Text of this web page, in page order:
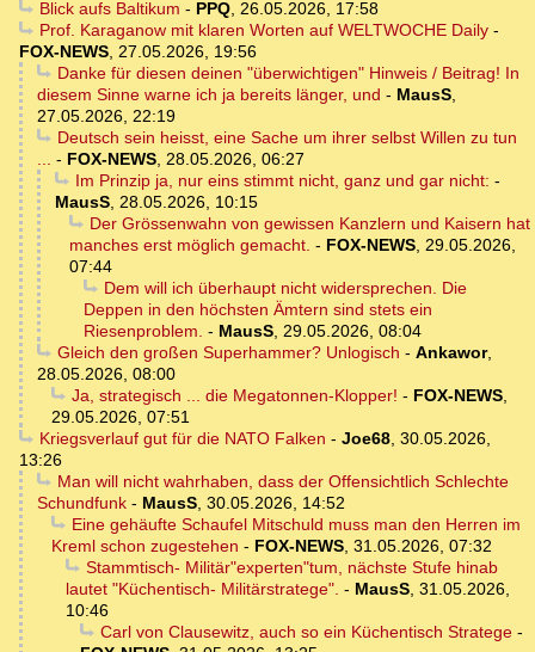
Blick aufs Baltikum - PPQ, 26.05.2026, 17:58
Prof. Karaganow mit klaren Worten auf WELTWOCHE Daily-
FOX-NEWS, 27.05.2026, 19:56
Danke für diesen deinen "überwichtigen" Hinweis / Beitrag! In
diesem Sinne warne ich ja bereits länger, und - MausS,
27.05.2026, 22:19
Deutsch sein heisst, eine Sache um ihrer selbst Willen zu tun
... - FOX-NEWS, 28.05.2026, 06:27
Im Prinzip ja, nur eins stimmt nicht, ganz und gar nicht: -
MausS, 28.05.2026, 10:15
Der Grössenwahn von gewissen Kanzlern und Kaisern hat
manches erst möglich gemacht. - FOX-NEWS, 29.05.2026,
07:44
Dem will ich überhaupt nicht widersprechen. Die
Deppen in den höchsten Ämtern sind stets ein
Riesenproblem. - MausS, 29.05.2026, 08:04
Gleich den großen Superhammer? Unlogisch - Ankawor,
28.05.2026, 08:00
Ja, strategisch ... die Megatonnen-Klopper! - FOX-NEWS,
29.05.2026, 07:51
Kriegsverlauf gut für die NATO Falken - Joe68, 30.05.2026,
13:26
Man will nicht wahrhaben, dass der Offensichtlich Schlechte
Schundfunk - MausS, 30.05.2026, 14:52
Eine gehäufte Schaufel Mitschuld muss man den Herren im
Kreml schon zugestehen - FOX-NEWS, 31.05.2026, 07:32
Stammtisch- Militär"experten"tum, nächste Stufe hinab
lautet "Küchentisch- Militärstratege". - MausS, 31.05.2026,
10:46
Carl von Clausewitz, auch so ein Küchentisch Stratege-